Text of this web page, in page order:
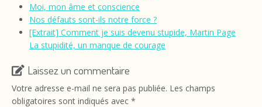
Moi, mon âme et conscience
Nos défauts sont-ils notre force ?
[Extrait] Comment je suis devenu stupide, Martin Page
La stupidité, un manque de courage
Laissez un commentaire
Votre adresse e-mail ne sera pas publiée. Les champs
obligatoires sont indiqués avec *